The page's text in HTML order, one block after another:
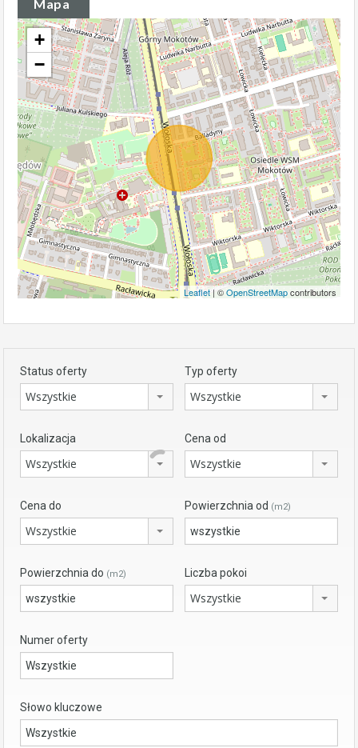
Mapa
+
−
Leaflet | ©OpenStreetMapcontributors
Status oferty
Wszystkie
Typ oferty
Wszystkie
Lokalizacja
Wszystkie
Cena od
Wszystkie
Cena do
Wszystkie
Powierzchnia od (m2)
Powierzchnia do (m2) Liczba pokoi
Wszystkie
Numer oferty
Słowo kluczowe